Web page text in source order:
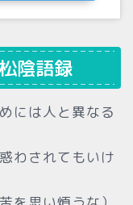
陰語録
には人と異なる
わされてもいけ